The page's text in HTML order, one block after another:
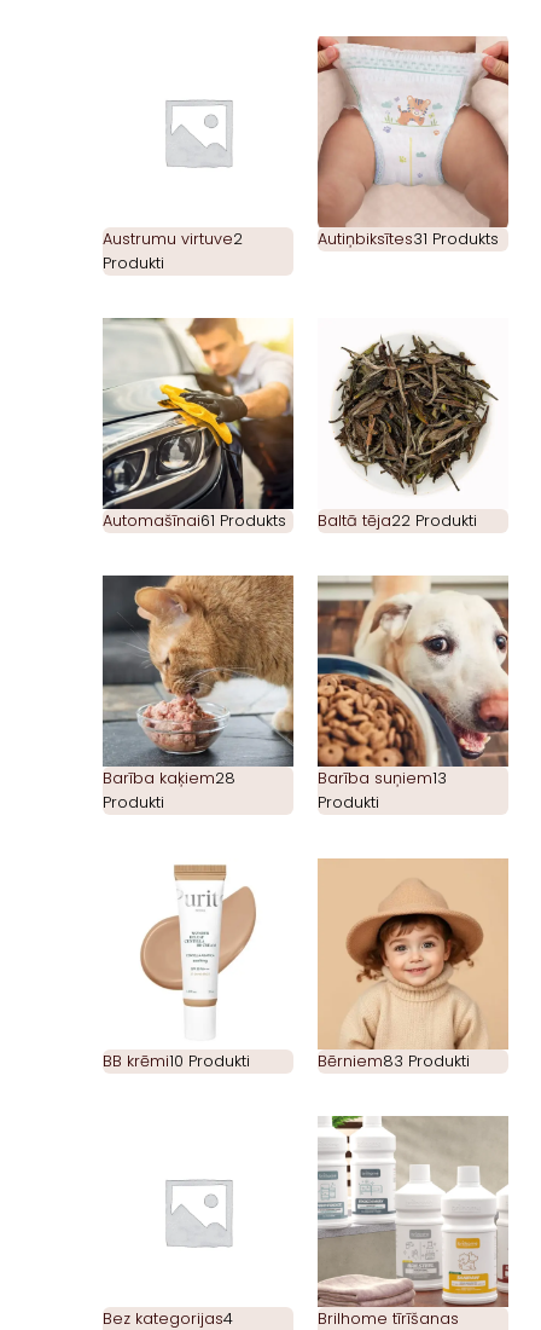
Austrumu virtuve2
Produkti
Autiņbiksītes31 Produkts
Automašīnai61 Produkts Baltā tēja22 Produkti
Barība kaķiem28
Produkti
Barība suņiem13
Produkti
BB krēmi10 Produkti Bērniem83 Produkti
Bez kategorijas4
Brilhome tīrīšanas